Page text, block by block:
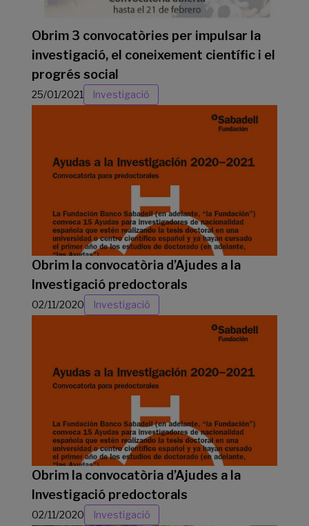
Obrim 3 convocatòries per impulsar la
investigació, el coneixement científic i el
progrés social
25/01/2021 Investigació
Obrim la convocatòria d’Ajudes a la
Investigació predoctorals
02/11/2020 Investigació
Obrim la convocatòria d’Ajudes a la
Investigació predoctorals
02/11/2020 Investigació